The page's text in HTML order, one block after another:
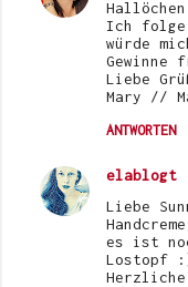
Ich folge
würde
Gewinne
Liebe
Mary //
ANTWORTEN
elablogt
Liebe
es ist
Lostopf